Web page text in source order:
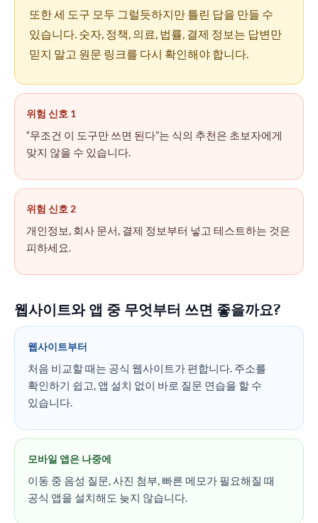
또한 세 도구 모두 그럴듯하지만 틀린 답을 만들 수
있습니다. 숫자, 정책, 의료, 법률, 결제 정보는 답변만
믿지 말고 원문 링크를 다시 확인해야 합니다.
위험 신호 1
“무조건 이 도구만 쓰면 된다”는 식의 추천은 초보자에게
맞지 않을 수 있습니다.
위험 신호 2
개인정보, 회사 문서, 결제 정보부터 넣고 테스트하는 것은
피하세요.
웹사이트와 앱 중 무엇부터 쓰면 좋을까요?
웹사이트부터
처음 비교할 때는 공식 웹사이트가 편합니다. 주소를
확인하기 쉽고, 앱 설치 없이 바로 질문 연습을 할 수
있습니다.
모바일 앱은 나중에
이동 중 음성 질문, 사진 첨부, 빠른 메모가 필요해질 때
공식 앱을 설치해도 늦지 않습니다.